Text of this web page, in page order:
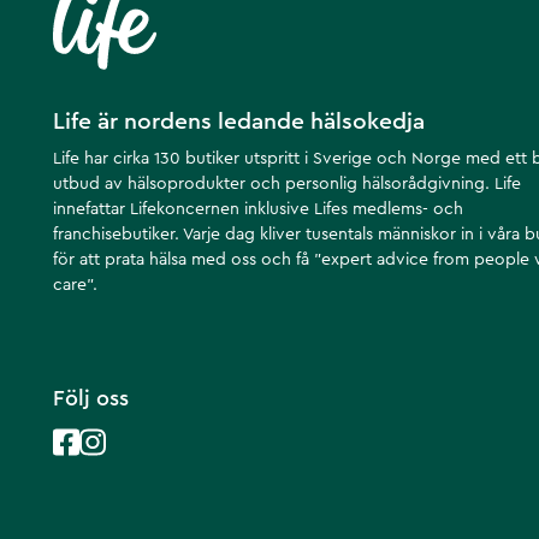
Vitamin C 200 mg 250 %
Vitamin B2 (Riboflavin) 1,4 mg 100 %
Biotin 50 µg 100 %
*% av dagligt referensintag
Det är normalt med en färgskillnad på Elexir Kollagen I, II, III.
kollagentabletten innehåller en del hygroskopiska ingredienser som
förhöjd temperatur, och då blir tabletten mörkare och prickig. Vid
öppnat burken kan det komma in fukt, särskilt om man inte förslutit
tabletterna mörkare och prickiga. Detta kan även variera mellan
ha en färgad dragering på produkten syns denna färgförändring tydligt
Life är nordens ledande hälsokedja
Life har cirka 130 butiker utspritt i Sverige och Norge med ett
utbud av hälsoprodukter och personlig hälsorådgivning. Life
innefattar Lifekoncernen inklusive Lifes medlems- och
franchisebutiker. Varje dag kliver tusentals människor in i våra
för att prata hälsa med oss och få ”expert advice from people
care”.
Följ oss